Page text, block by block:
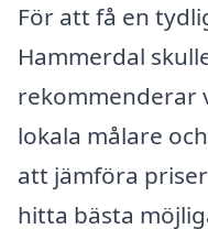
För att få en
Hammerdal
rekommenderar
lokala målare
att jämföra
hitta bästa